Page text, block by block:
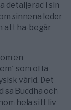
detaljerad i sin
sinnena leder
att ha-begär
en
som ofta
värld. Det
sa Buddha och
hela sitt liv